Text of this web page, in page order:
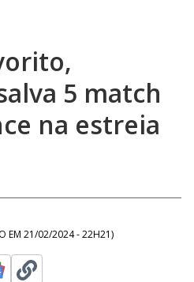
5 match
na estreia
EM 21/02/2024 - 22H21)